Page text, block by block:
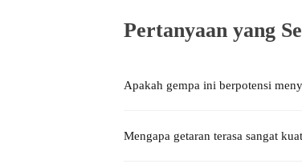
Pertanyaan yang
Apakah gempa ini berpotensi
Mengapa getaran terasa sangat